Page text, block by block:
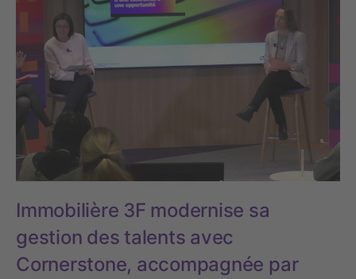
Immobilière 3F modernise sa
gestion des talents avec
Cornerstone, accompagnée par